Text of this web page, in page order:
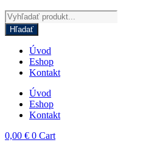
Products
search
Hľadať
Úvod
Eshop
Kontakt
Úvod
Eshop
Kontakt
0,00 € 0 Cart